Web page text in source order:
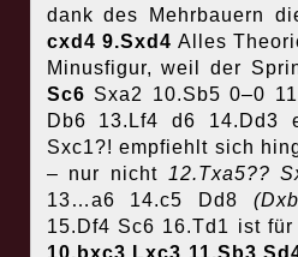
dank des Mehrbauern
cxd4 9.Sxd4 Alles
Minusfigur, weil der
Sc6 Sxa2 10.Sb5 0–0
Db6 13.Lf4 d6 14.Dd3
Sxc1?! empfiehlt sich
– nur nicht 12.Txa5??
13…a6 14.c5 Dd8
15.Df4 Sc6 16.Td1 ist
10.bxc3 Lxc3 11.Sb3